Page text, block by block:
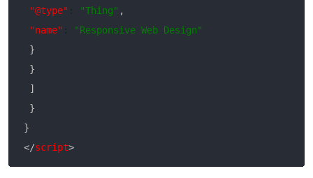
"@type"
"Thing" ,
"name"
"Responsive Web Design"
}
}
]
}
}
</script>